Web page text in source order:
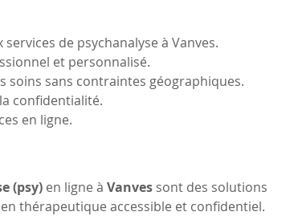
de psychanalyse à Vanves.
et personnalisé.
soins sans contraintes géographiques.
confidentialité.
en ligne.
(psy) en ligne à Vanves sont des solutions
thérapeutique accessible et confidentiel.